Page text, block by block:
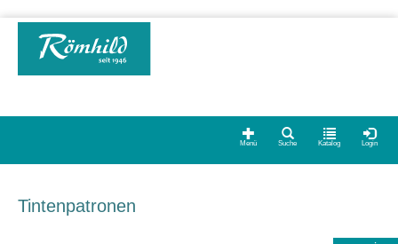
Login
Katalog
Suche
Menü
Tintenpatronen